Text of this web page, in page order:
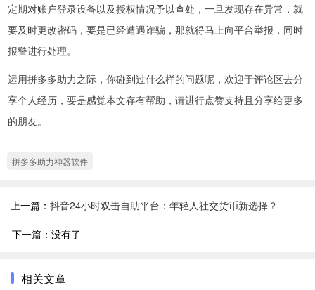
定期对账户登录设备以及授权情况予以查处，一旦发现存在异常，就
要及时更改密码，要是已经遭遇诈骗，那就得马上向平台举报，同时
报警进行处理。
运用拼多多助力之际，你碰到过什么样的问题呢，欢迎于评论区去分
享个人经历，要是感觉本文存有帮助，请进行点赞支持且分享给更多
的朋友。
拼多多助力神器软件
上一篇： 抖音24小时双击自助平台：年轻人社交货币新选择？
下一篇：没有了
相关文章